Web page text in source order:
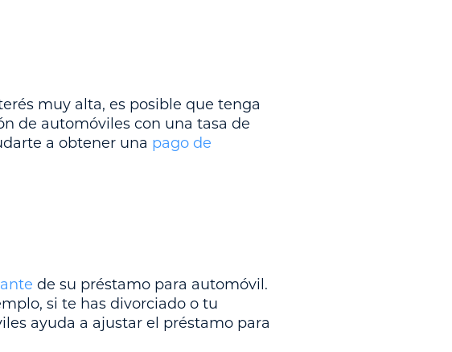
muy alta, es posible que tenga
de automóviles con una tasa de
a obtener una pago de
de su préstamo para automóvil.
si te has divorciado o tu
ayuda a ajustar el préstamo para